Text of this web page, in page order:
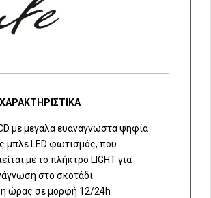
με μεγάλα ευανάγνωστα ψηφία
μπλε LED φωτισμός, που
με το πλήκτρο LIGHT για
στο σκοτάδι
ώρας σε μορφή 12/24h